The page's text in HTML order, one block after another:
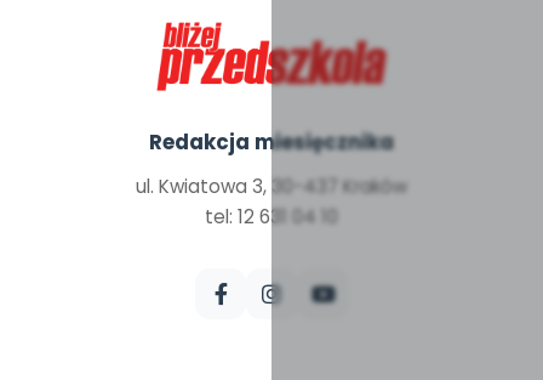
Redakcja miesięcznika
ul. Kwiatowa 3, 30-437 Kraków
tel: 12 631 04 10